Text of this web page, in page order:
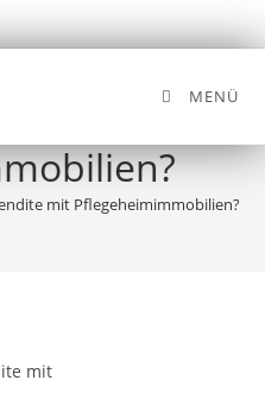
MENÜ
mit Pflegeheimimmobilien?